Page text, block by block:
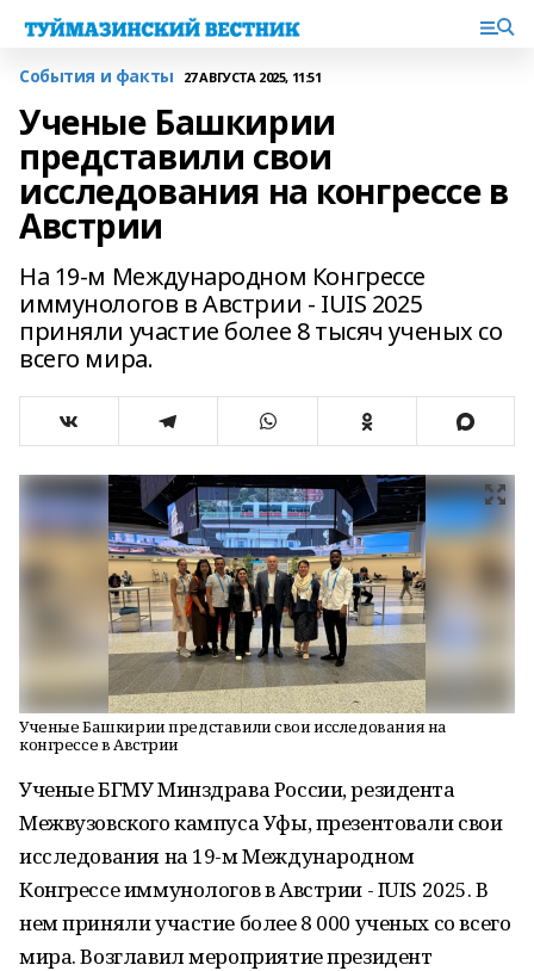
События и факты 27 АВГУСТА 2025, 11:51
Ученые Башкирии
представили свои
исследования на конгрессе в
Австрии
На 19-м Международном Конгрессе
иммунологов в Австрии - IUIS 2025
приняли участие более 8 тысяч ученых со
всего мира.
Ученые Башкирии представили свои исследования на
конгрессе в Австрии
Ученые БГМУ Минздрава России, резидента
Межвузовского кампуса Уфы, презентовали свои
исследования на 19-м Международном
Конгрессе иммунологов в Австрии - IUIS 2025. В
нем приняли участие более 8 000 ученых со всего
мира. Возглавил мероприятие президент